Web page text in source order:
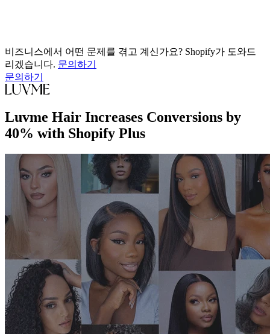
비즈니스에서 어떤 문제를 겪고 계신가요? Shopify가 도와드
리겠습니다. 문의하기
문의하기
Luvme Hair Increases Conversions by
40% with Shopify Plus